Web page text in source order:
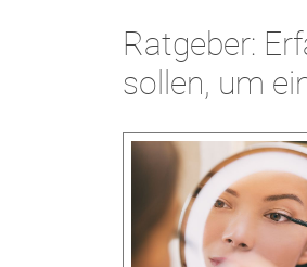
Ratgeber:
sollen, um